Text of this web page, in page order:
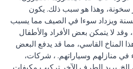
سخونة، وهذا هو سبب ذلك. يكون
ويزداد سوءا في الصيف مما يسبب
لا يتمكن بعض الأفراد والأطفال
المناخ القاسي، مما قد يدفع البعض
في منازلهم وسياراتهم. ، شركات،